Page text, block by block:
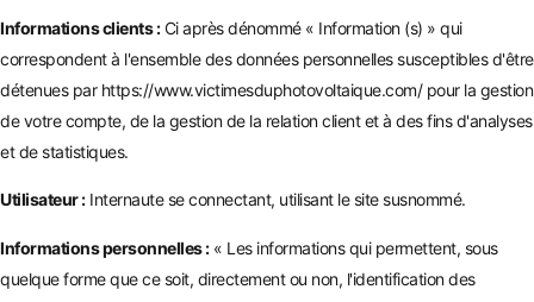
Informations clients :Ci après dénommé « Information (s) » qui
correspondent à l'ensemble des données personnelles susceptibles d'être
détenues par https://www.victimesduphotovoltaique.com/pour la gestion
de votre compte, de la gestion de la relation client et à des fins d'analyses
et de statistiques.
Utilisateur :Internaute se connectant, utilisant le site susnommé.
Informations personnelles :« Les informations qui permettent, sous
quelque forme que ce soit, directement ou non, l'identification des